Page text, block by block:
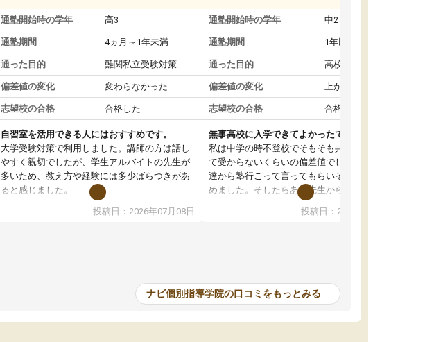
通塾開始時の学年 高3
通塾期間 4ヵ月～1年未満
通った目的 難関私立受験対策
偏差値の変化 変わらなかった
志望校の合格 合格した
自習室を活用できる人にはおすすめです。
大学受験対策で利用しました。講師の方は話し
やすく親切でしたが、学生アルバイトの先生が
多いため、教え方や経験には多少ばらつきがあ
ると感じました。
授業はホワイトボードを使って説明してくれる
教室全体としては小学生や中学生の利用者が多
投稿日：2026年07月08日
通塾開始時の学年 中2
通塾期間 1年以上
通った目的 高校受験対策
偏差値の変化 上がった
志望校の合格 合格した
無事高校に入学できてよかったです。
私は中学の時不登校でそもそも共学の高校なん
て受からないくらいの偏差値でした。ある日友
達から塾行こって言ってもらいそこから通い始
めました。そしたらある先生から学ぶ楽しさを
教えていただき勉強などして無かったのに自主
室で勉強するくらいハマりました。私の担当の
投稿日：2026年07月01日
ナビ個別指導学院の口コミをもっとみる